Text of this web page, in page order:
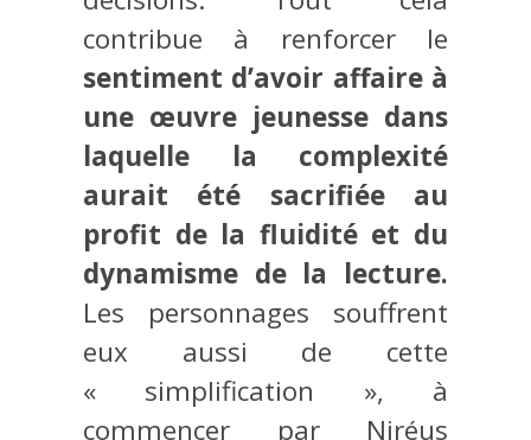
contribue à renforcer le
sentiment d’avoir affaire à
une œuvre jeunesse dans
laquelle la complexité
aurait été sacrifiée au
profit de la fluidité et du
dynamisme de la lecture.
Les personnages souffrent
eux aussi de cette
« simplification », à
commencer par Niréus